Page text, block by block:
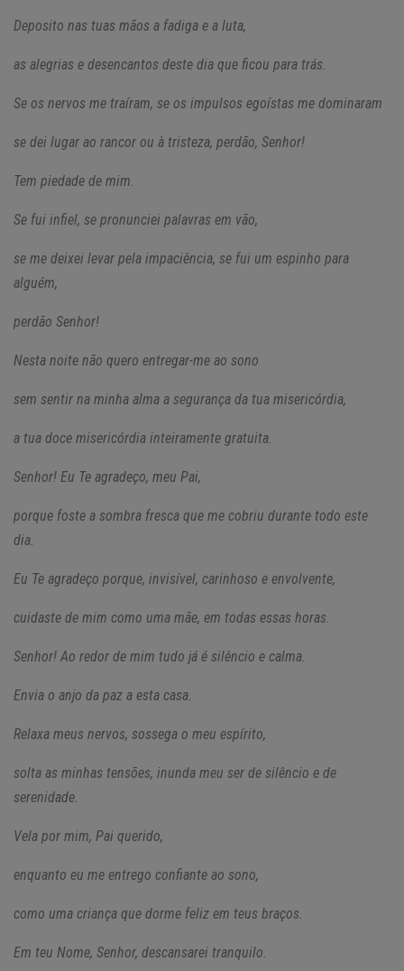
Deposito nas tuas mãos a fadiga e a luta,
as alegrias e desencantos deste dia que ficou para trás.
Se os nervos me traíram, se os impulsos egoístas me dominaram
se dei lugar ao rancor ou à tristeza, perdão, Senhor!
Tem piedade de mim.
Se fui infiel, se pronunciei palavras em vão,
se me deixei levar pela impaciência, se fui um espinho para
alguém,
perdão Senhor!
Nesta noite não quero entregar-me ao sono
sem sentir na minha alma a segurança da tua misericórdia,
a tua doce misericórdia inteiramente gratuita.
Senhor! Eu Te agradeço, meu Pai,
porque foste a sombra fresca que me cobriu durante todo este
dia.
Eu Te agradeço porque, invisível, carinhoso e envolvente,
cuidaste de mim como uma mãe, em todas essas horas.
Senhor! Ao redor de mim tudo já é silêncio e calma.
Envia o anjo da paz a esta casa.
Relaxa meus nervos, sossega o meu espírito,
solta as minhas tensões, inunda meu ser de silêncio e de
serenidade.
Vela por mim, Pai querido,
enquanto eu me entrego confiante ao sono,
como uma criança que dorme feliz em teus braços.
Em teu Nome, Senhor, descansarei tranquilo.